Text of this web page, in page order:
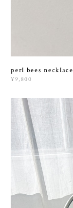
perl bees necklace
¥9,800